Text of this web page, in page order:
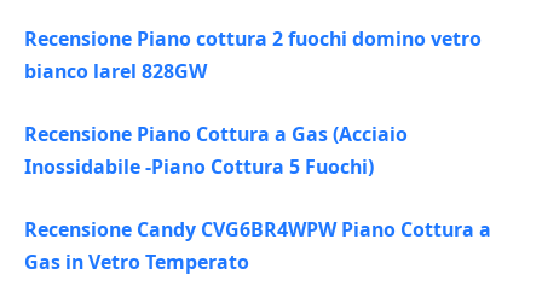
Recensione Piano cottura 2 fuochi domino vetro
bianco larel 828GW
Recensione Piano Cottura a Gas (Acciaio
Inossidabile -Piano Cottura 5 Fuochi)
Recensione Candy CVG6BR4WPW Piano Cottura a
Gas in Vetro Temperato